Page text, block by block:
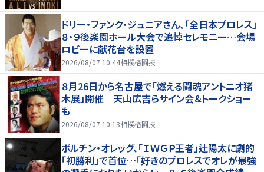
ドリー・ファンク・ジュニアさん、「全日本プロレス」
８・９後楽園ホール大会で追悼セレモニー…会場
ロビーに献花台を設置
2026/08/07 10:44相撲格闘技
８月26日から名古屋で「燃える闘魂アントニオ猪
木展」開催 天山広吉らサイン会＆トークショー
も
2026/08/07 10:13相撲格闘技
ボルチン・オレッグ、「ＩＷＧＰ王者」辻陽太に劇的
「初勝利」で首位…「好きのプロレスでオレが最強